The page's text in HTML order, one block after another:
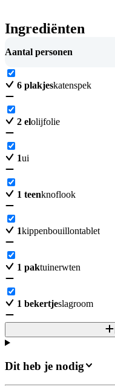
Ingrediënten
Aantal personen
6 plakjeskatenspek
2 elolijfolie
1ui
1 teenknoflook
1kippenbouillontablet
1 paktuinerwten
1 bekertjeslagroom
Dit heb je nodig